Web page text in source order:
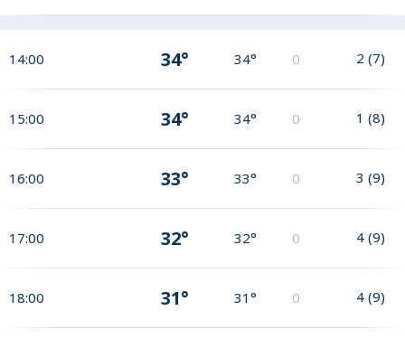
14:00 34° 34° 0 2 (7)
15:00 34° 34° 0 1 (8)
16:00 33° 33° 0 3 (9)
17:00 32° 32° 0 4 (9)
18:00 31° 31° 0 4 (9)